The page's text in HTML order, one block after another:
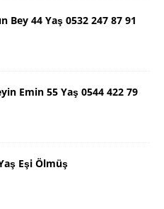
Bey 44 Yaş 0532 247 87 91
Emin 55 Yaş 0544 422 79
Eşi Ölmüş